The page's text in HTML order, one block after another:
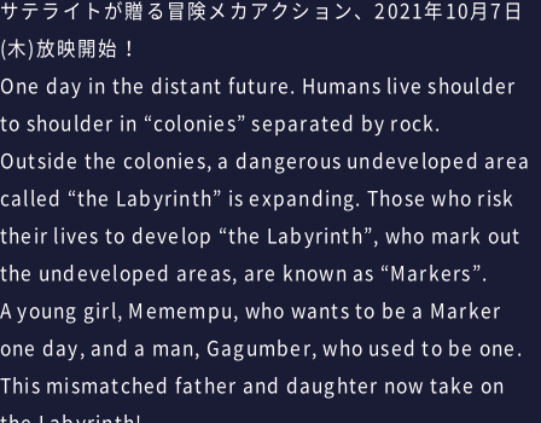
サテライトが贈る冒険メカアクション、2021年10月7日
(木)放映開始！
One day in the distant future. Humans live shoulder
to shoulder in “colonies” separated by rock.
Outside the colonies, a dangerous undeveloped area
called “the Labyrinth” is expanding. Those who risk
their lives to develop “the Labyrinth”, who mark out
the undeveloped areas, are known as “Markers”.
A young girl, Memempu, who wants to be a Marker
one day, and a man, Gagumber, who used to be one.
This mismatched father and daughter now take on